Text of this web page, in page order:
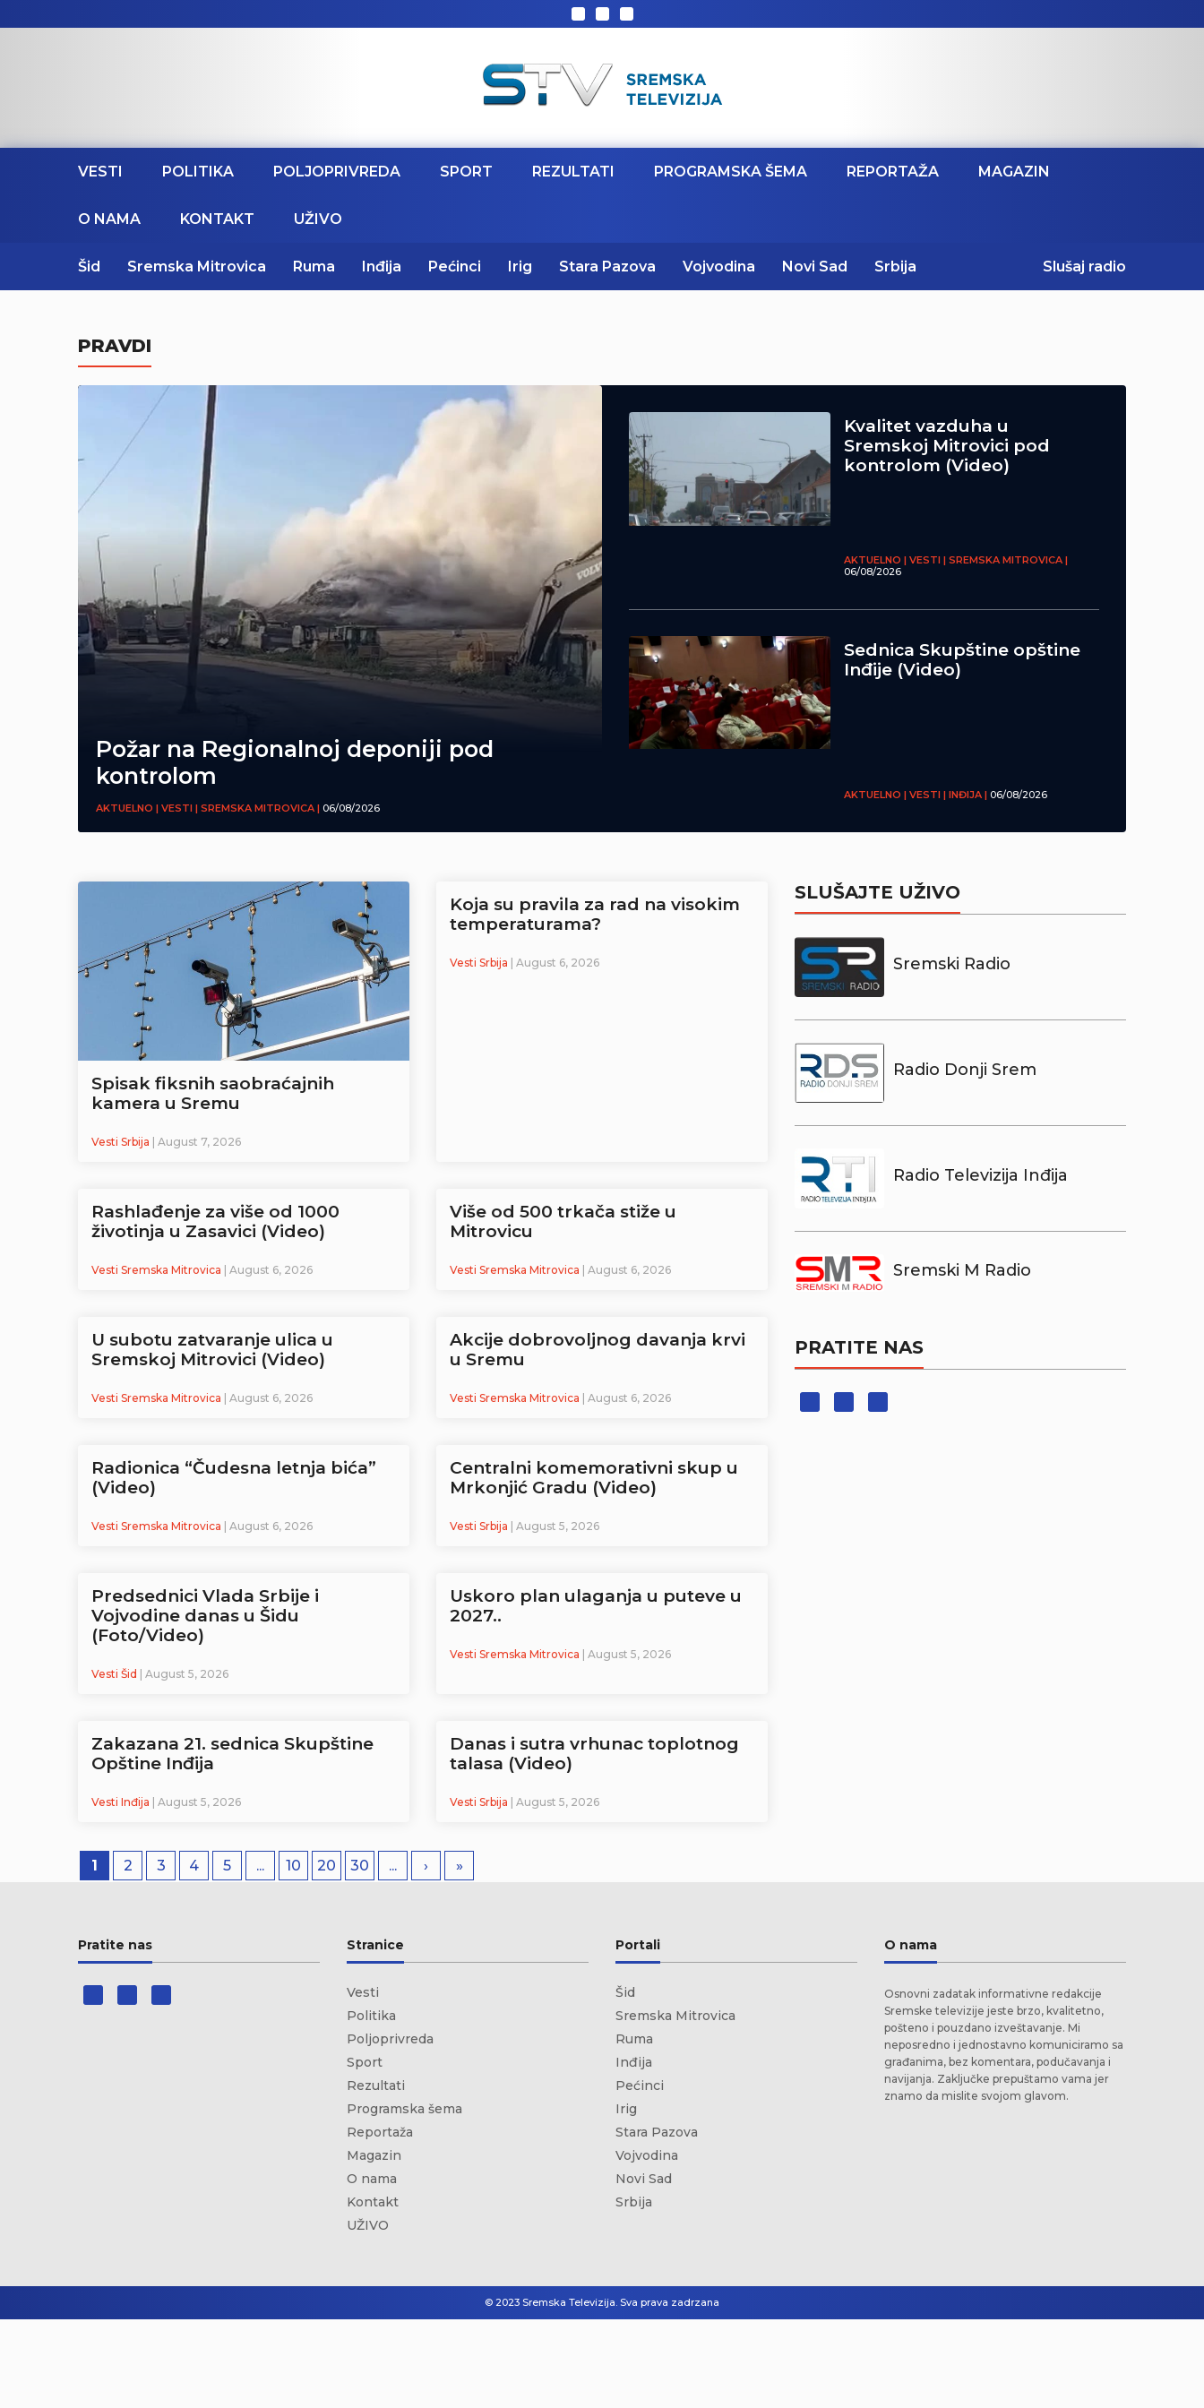
VESTI POLITIKA POLJOPRIVREDA SPORT REZULTATI PROGRAMSKA ŠEMA REPORTAŽA MAGAZIN
O NAMA KONTAKT UŽIVO
Šid Sremska Mitrovica Ruma Inđija Pećinci Irig Stara Pazova Vojvodina Novi Sad Srbija Slušaj radio
PRAVDI
Požar na Regionalnoj deponiji pod
kontrolom
AKTUELNO | VESTI | SREMSKA MITROVICA | 06/08/2026
Kvalitet vazduha u
Sremskoj Mitrovici pod
kontrolom (Video)
AKTUELNO | VESTI | SREMSKA MITROVICA |
06/08/2026
Sednica Skupštine opštine
Inđije (Video)
AKTUELNO | VESTI | INĐIJA | 06/08/2026
Spisak fiksnih saobraćajnih
kamera u Sremu
Vesti Srbija | August 7, 2026
Koja su pravila za rad na visokim
temperaturama?
Vesti Srbija | August 6, 2026
Rashlađenje za više od 1000
životinja u Zasavici (Video)
Vesti Sremska Mitrovica | August 6, 2026
Više od 500 trkača stiže u
Mitrovicu
Vesti Sremska Mitrovica | August 6, 2026
U subotu zatvaranje ulica u
Sremskoj Mitrovici (Video)
Vesti Sremska Mitrovica | August 6, 2026
Akcije dobrovoljnog davanja krvi
u Sremu
Vesti Sremska Mitrovica | August 6, 2026
Radionica “Čudesna letnja bića”
(Video)
Vesti Sremska Mitrovica | August 6, 2026
Centralni komemorativni skup u
Mrkonjić Gradu (Video)
Vesti Srbija | August 5, 2026
Predsednici Vlada Srbije i
Vojvodine danas u Šidu
(Foto/Video)
Vesti Šid | August 5, 2026
Uskoro plan ulaganja u puteve u
2027..
Vesti Sremska Mitrovica | August 5, 2026
Zakazana 21. sednica Skupštine
Opštine Inđija
Vesti Inđija | August 5, 2026
Danas i sutra vrhunac toplotnog
talasa (Video)
Vesti Srbija | August 5, 2026
1 2 3 4 5 ... 10 20 30 ... › »
SLUŠAJTE UŽIVO
Sremski Radio
Radio Donji Srem
Radio Televizija Inđija
Sremski M Radio
PRATITE NAS
Pratite nas Stranice
Vesti
Politika
Poljoprivreda
Sport
Rezultati
Programska šema
Reportaža
Magazin
O nama
Kontakt
UŽIVO
Portali
Šid
Sremska Mitrovica
Ruma
Inđija
Pećinci
Irig
Stara Pazova
Vojvodina
Novi Sad
Srbija
O nama
Osnovni zadatak informativne redakcije
Sremske televizije jeste brzo, kvalitetno,
pošteno i pouzdano izveštavanje. Mi
neposredno i jednostavno komuniciramo sa
građanima, bez komentara, podučavanja i
navijanja. Zaključke prepuštamo vama jer
znamo da mislite svojom glavom.
© 2023 Sremska Televizija. Sva prava zadrzana